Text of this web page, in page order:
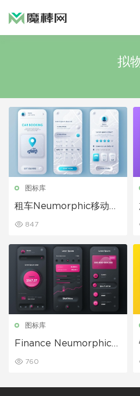
拟
图标库
租车Neumorphic移动应
847
图标库
Finance Neumorphic移
格
760